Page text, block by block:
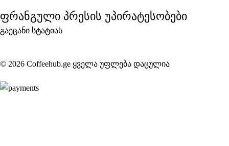
ფრანგული პრესის უპირატესობები
გაეცანი სტატიას
© 2026 Coffeehub.ge ყველა უფლება დაცულია